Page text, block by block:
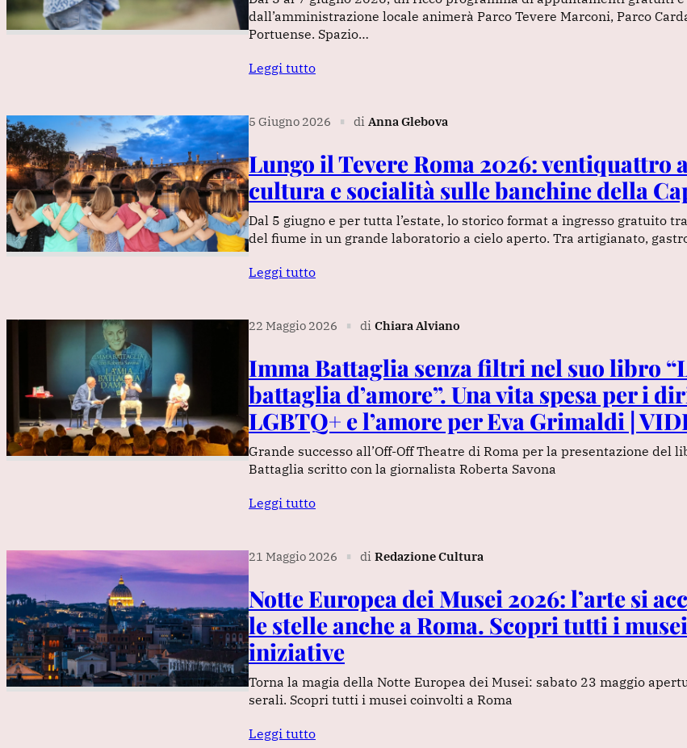
dall’amministrazione locale animerà Parco Tevere Marconi, Parco
Portuense. Spazio…
Leggi tutto
5 Giugno 2026 ∎ di Anna Glebova
Lungo il Tevere Roma 2026: ventiquattro
cultura e socialità sulle banchine della
Dal 5 giugno e per tutta l’estate, lo storico format a ingresso gratuito
del fiume in un grande laboratorio a cielo aperto. Tra artigianato,
Leggi tutto
22 Maggio 2026 ∎ di Chiara Alviano
Imma Battaglia senza filtri nel suo libro
battaglia d’amore”. Una vita spesa per i
LGBTQ+ e l’amore per Eva Grimaldi |
Grande successo all’Off-Off Theatre di Roma per la presentazione del
Battaglia scritto con la giornalista Roberta Savona
Leggi tutto
21 Maggio 2026 ∎ di Redazione Cultura
Notte Europea dei Musei 2026: l’arte si
le stelle anche a Roma. Scopri tutti i
iniziative
Torna la magia della Notte Europea dei Musei: sabato 23 maggio
serali. Scopri tutti i musei coinvolti a Roma
Leggi tutto